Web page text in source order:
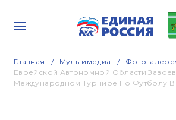
Главная Мультимедиа
Еврейской Автономной Области
Международном Турнире По Футболу В